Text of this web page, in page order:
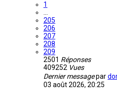
1
205
206
207
208
209
2501 Réponses
409252 Vues
Dernier messagepar
03 août 2026, 20:25